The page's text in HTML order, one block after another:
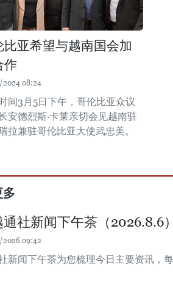
比亚希望与越南国会加
作
08:24
间3月5日下午，哥伦比亚众议
安德烈斯·卡莱亲切会见越南驻
拉兼驻哥伦比亚大使武忠美。
多
通社新闻下午茶（2026.8.6）
09:42
新闻下午茶为您梳理今日主要资讯，